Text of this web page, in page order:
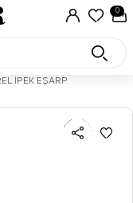
0
İPEK EŞARP